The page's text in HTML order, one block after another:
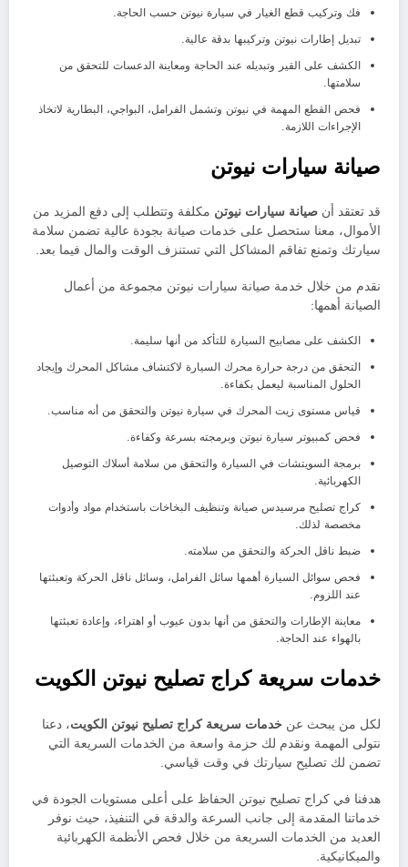
فك وتركيب قطع الغيار في سيارة نيوتن حسب الحاجة.
تبديل إطارات نيوتن وتركيبها بدقة عالية.
الكشف على القير وتبديله عند الحاجة ومعاينة الدعسات للتحقق من
سلامتها.
فحص القطع المهمة في نيوتن وتشمل الفرامل، البواجي، البطارية لاتخاذ
الإجراءات اللازمة.
صيانة سيارات نيوتن
قد تعتقد أن صيانة سيارات نيوتن مكلفة وتتطلب إلى دفع المزيد من
الأموال، معنا ستحصل على خدمات صيانة بجودة عالية تضمن سلامة
سيارتك وتمنع تفاقم المشاكل التي تستنزف الوقت والمال فيما بعد.
نقدم من خلال خدمة صيانة سيارات نيوتن مجموعة من أعمال
الصيانة أهمها:
الكشف على مصابيح السيارة للتأكد من أنها سليمة.
التحقق من درجة حرارة محرك السيارة لاكتشاف مشاكل المحرك وإيجاد
الحلول المناسبة ليعمل بكفاءة.
قياس مستوى زيت المحرك في سيارة نيوتن والتحقق من أنه مناسب.
فحص كمبيوتر سيارة نيوتن وبرمجته بسرعة وكفاءة.
برمجة السويتشات في السيارة والتحقق من سلامة أسلاك التوصيل
الكهربائية.
كراج تصليح مرسيدس صيانة وتنظيف البخاخات باستخدام مواد وأدوات
مخصصة لذلك.
ضبط ناقل الحركة والتحقق من سلامته.
فحص سوائل السيارة أهمها سائل الفرامل، وسائل ناقل الحركة وتعبئتها
عند اللزوم.
معاينة الإطارات والتحقق من أنها بدون عيوب أو اهتراء، وإعادة تعبئتها
بالهواء عند الحاجة.
خدمات سريعة كراج تصليح نيوتن الكويت
لكل من يبحث عن خدمات سريعة كراج تصليح نيوتن الكويت، دعنا
نتولى المهمة ونقدم لك حزمة واسعة من الخدمات السريعة التي
تضمن لك تصليح سيارتك في وقت قياسي.
هدفنا في كراج تصليح نيوتن الحفاظ على أعلى مستويات الجودة في
خدماتنا المقدمة إلى جانب السرعة والدقة في التنفيذ، حيث نوفر
العديد من الخدمات السريعة من خلال فحص الأنظمة الكهربائية
والميكانيكية.